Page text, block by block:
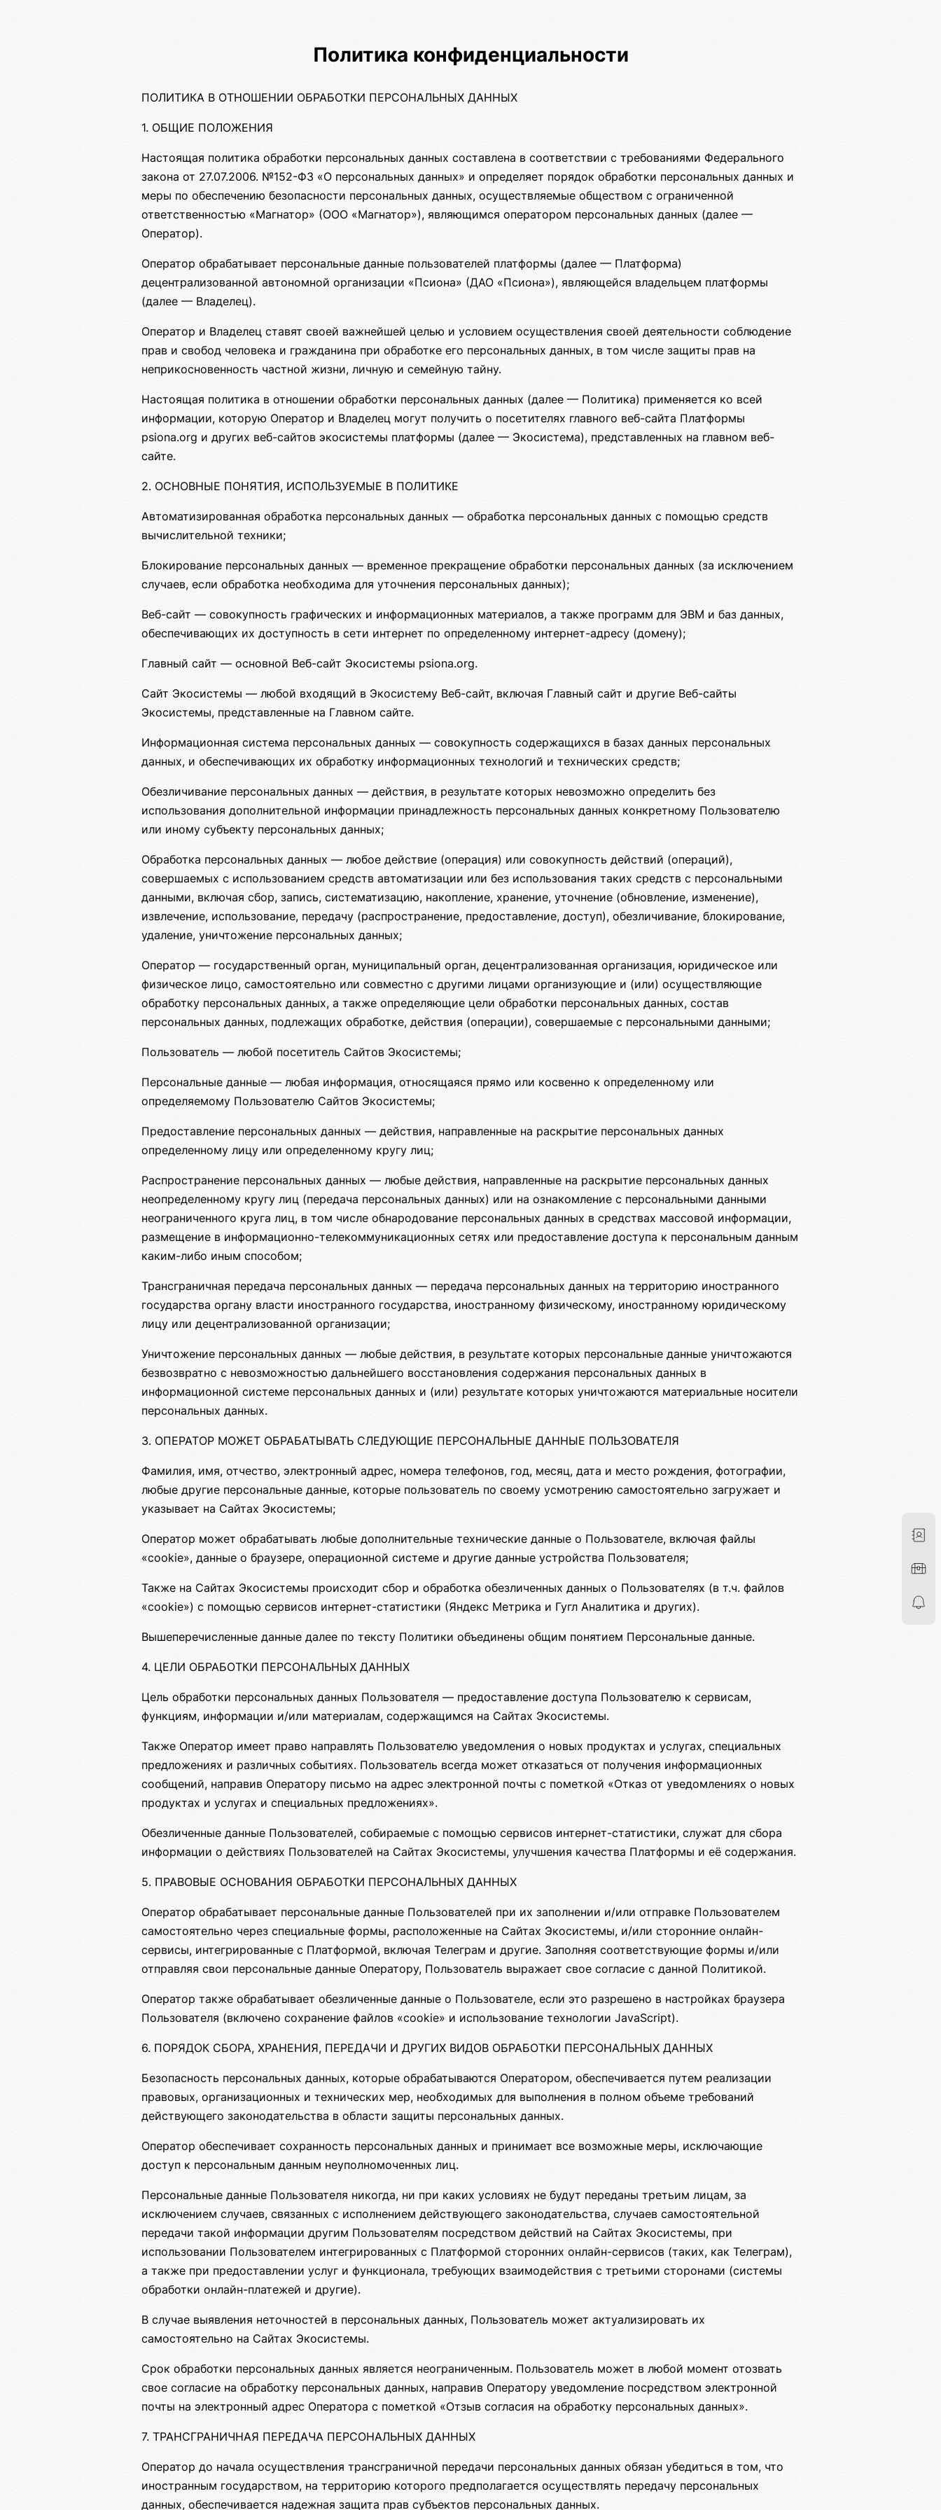
Политика конфиденциальности
ПОЛИТИКА В ОТНОШЕНИИ ОБРАБОТКИ ПЕРСОНАЛЬНЫХ ДАННЫХ
1. ОБЩИЕ ПОЛОЖЕНИЯ
Настоящая политика обработки персональных данных составлена в соответствии с требованиями Федерального
закона от 27.07.2006. №152-ФЗ «О персональных данных» и определяет порядок обработки персональных данных и
меры по обеспечению безопасности персональных данных, осуществляемые обществом с ограниченной
ответственностью «Магнатор» (ООО «Магнатор»), являющимся оператором персональных данных (далее —
Оператор).
Оператор обрабатывает персональные данные пользователей платформы (далее — Платформа)
децентрализованной автономной организации «Псиона» (ДАО «Псиона»), являющейся владельцем платформы
(далее — Владелец).
Оператор и Владелец ставят своей важнейшей целью и условием осуществления своей деятельности соблюдение
прав и свобод человека и гражданина при обработке его персональных данных, в том числе защиты прав на
неприкосновенность частной жизни, личную и семейную тайну.
Настоящая политика в отношении обработки персональных данных (далее — Политика) применяется ко всей
информации, которую Оператор и Владелец могут получить о посетителях главного веб-сайта Платформы
psiona.org и других веб-сайтов экосистемы платформы (далее — Экосистема), представленных на главном веб-
сайте.
2. ОСНОВНЫЕ ПОНЯТИЯ, ИСПОЛЬЗУЕМЫЕ В ПОЛИТИКЕ
Автоматизированная обработка персональных данных — обработка персональных данных с помощью средств
вычислительной техники;
Блокирование персональных данных — временное прекращение обработки персональных данных (за исключением
случаев, если обработка необходима для уточнения персональных данных);
Веб-сайт — совокупность графических и информационных материалов, а также программ для ЭВМ и баз данных,
обеспечивающих их доступность в сети интернет по определенному интернет-адресу (домену);
Главный сайт — основной Веб-сайт Экосистемы psiona.org.
Сайт Экосистемы — любой входящий в Экосистему Веб-сайт, включая Главный сайт и другие Веб-сайты
Экосистемы, представленные на Главном сайте.
Информационная система персональных данных — совокупность содержащихся в базах данных персональных
данных, и обеспечивающих их обработку информационных технологий и технических средств;
Обезличивание персональных данных — действия, в результате которых невозможно определить без
использования дополнительной информации принадлежность персональных данных конкретному Пользователю
или иному субъекту персональных данных;
Обработка персональных данных — любое действие (операция) или совокупность действий (операций),
совершаемых с использованием средств автоматизации или без использования таких средств с персональными
данными, включая сбор, запись, систематизацию, накопление, хранение, уточнение (обновление, изменение),
извлечение, использование, передачу (распространение, предоставление, доступ), обезличивание, блокирование,
удаление, уничтожение персональных данных;
Оператор — государственный орган, муниципальный орган, децентрализованная организация, юридическое или
физическое лицо, самостоятельно или совместно с другими лицами организующие и (или) осуществляющие
обработку персональных данных, а также определяющие цели обработки персональных данных, состав
персональных данных, подлежащих обработке, действия (операции), совершаемые с персональными данными;
Пользователь — любой посетитель Сайтов Экосистемы;
Персональные данные — любая информация, относящаяся прямо или косвенно к определенному или
определяемому Пользователю Сайтов Экосистемы;
Предоставление персональных данных — действия, направленные на раскрытие персональных данных
определенному лицу или определенному кругу лиц;
Распространение персональных данных — любые действия, направленные на раскрытие персональных данных
неопределенному кругу лиц (передача персональных данных) или на ознакомление с персональными данными
неограниченного круга лиц, в том числе обнародование персональных данных в средствах массовой информации,
размещение в информационно-телекоммуникационных сетях или предоставление доступа к персональным данным
каким-либо иным способом;
Трансграничная передача персональных данных — передача персональных данных на территорию иностранного
государства органу власти иностранного государства, иностранному физическому, иностранному юридическому
лицу или децентрализованной организации;
Уничтожение персональных данных — любые действия, в результате которых персональные данные уничтожаются
безвозвратно с невозможностью дальнейшего восстановления содержания персональных данных в
информационной системе персональных данных и (или) результате которых уничтожаются материальные носители
персональных данных.
3. ОПЕРАТОР МОЖЕТ ОБРАБАТЫВАТЬ СЛЕДУЮЩИЕ ПЕРСОНАЛЬНЫЕ ДАННЫЕ ПОЛЬЗОВАТЕЛЯ
Фамилия, имя, отчество, электронный адрес, номера телефонов, год, месяц, дата и место рождения, фотографии,
любые другие персональные данные, которые пользователь по своему усмотрению самостоятельно загружает и
указывает на Сайтах Экосистемы;
Оператор может обрабатывать любые дополнительные технические данные о Пользователе, включая файлы
«cookie», данные о браузере, операционной системе и другие данные устройства Пользователя;
Также на Сайтах Экосистемы происходит сбор и обработка обезличенных данных о Пользователях (в т.ч. файлов
«cookie») с помощью сервисов интернет-статистики (Яндекс Метрика и Гугл Аналитика и других).
Вышеперечисленные данные далее по тексту Политики объединены общим понятием Персональные данные.
4. ЦЕЛИ ОБРАБОТКИ ПЕРСОНАЛЬНЫХ ДАННЫХ
Цель обработки персональных данных Пользователя — предоставление доступа Пользователю к сервисам,
функциям, информации и/или материалам, содержащимся на Сайтах Экосистемы.
Также Оператор имеет право направлять Пользователю уведомления о новых продуктах и услугах, специальных
предложениях и различных событиях. Пользователь всегда может отказаться от получения информационных
сообщений, направив Оператору письмо на адрес электронной почты с пометкой «Отказ от уведомлениях о новых
продуктах и услугах и специальных предложениях».
Обезличенные данные Пользователей, собираемые с помощью сервисов интернет-статистики, служат для сбора
информации о действиях Пользователей на Сайтах Экосистемы, улучшения качества Платформы и её содержания.
5. ПРАВОВЫЕ ОСНОВАНИЯ ОБРАБОТКИ ПЕРСОНАЛЬНЫХ ДАННЫХ
Оператор обрабатывает персональные данные Пользователей при их заполнении и/или отправке Пользователем
самостоятельно через специальные формы, расположенные на Сайтах Экосистемы, и/или сторонние онлайн-
сервисы, интегрированные с Платформой, включая Телеграм и другие. Заполняя соответствующие формы и/или
отправляя свои персональные данные Оператору, Пользователь выражает свое согласие с данной Политикой.
Оператор также обрабатывает обезличенные данные о Пользователе, если это разрешено в настройках браузера
Пользователя (включено сохранение файлов «cookie» и использование технологии JavaScript).
6. ПОРЯДОК СБОРА, ХРАНЕНИЯ, ПЕРЕДАЧИ И ДРУГИХ ВИДОВ ОБРАБОТКИ ПЕРСОНАЛЬНЫХ ДАННЫХ
Безопасность персональных данных, которые обрабатываются Оператором, обеспечивается путем реализации
правовых, организационных и технических мер, необходимых для выполнения в полном объеме требований
действующего законодательства в области защиты персональных данных.
Оператор обеспечивает сохранность персональных данных и принимает все возможные меры, исключающие
доступ к персональным данным неуполномоченных лиц.
Персональные данные Пользователя никогда, ни при каких условиях не будут переданы третьим лицам, за
исключением случаев, связанных с исполнением действующего законодательства, случаев самостоятельной
передачи такой информации другим Пользователям посредством действий на Сайтах Экосистемы, при
использовании Пользователем интегрированных с Платформой сторонних онлайн-сервисов (таких, как Телеграм),
а также при предоставлении услуг и функционала, требующих взаимодействия с третьими сторонами (системы
обработки онлайн-платежей и другие).
В случае выявления неточностей в персональных данных, Пользователь может актуализировать их
самостоятельно на Сайтах Экосистемы.
Срок обработки персональных данных является неограниченным. Пользователь может в любой момент отозвать
свое согласие на обработку персональных данных, направив Оператору уведомление посредством электронной
почты на электронный адрес Оператора с пометкой «Отзыв согласия на обработку персональных данных».
7. ТРАНСГРАНИЧНАЯ ПЕРЕДАЧА ПЕРСОНАЛЬНЫХ ДАННЫХ
Оператор до начала осуществления трансграничной передачи персональных данных обязан убедиться в том, что
иностранным государством, на территорию которого предполагается осуществлять передачу персональных
данных, обеспечивается надежная защита прав субъектов персональных данных.